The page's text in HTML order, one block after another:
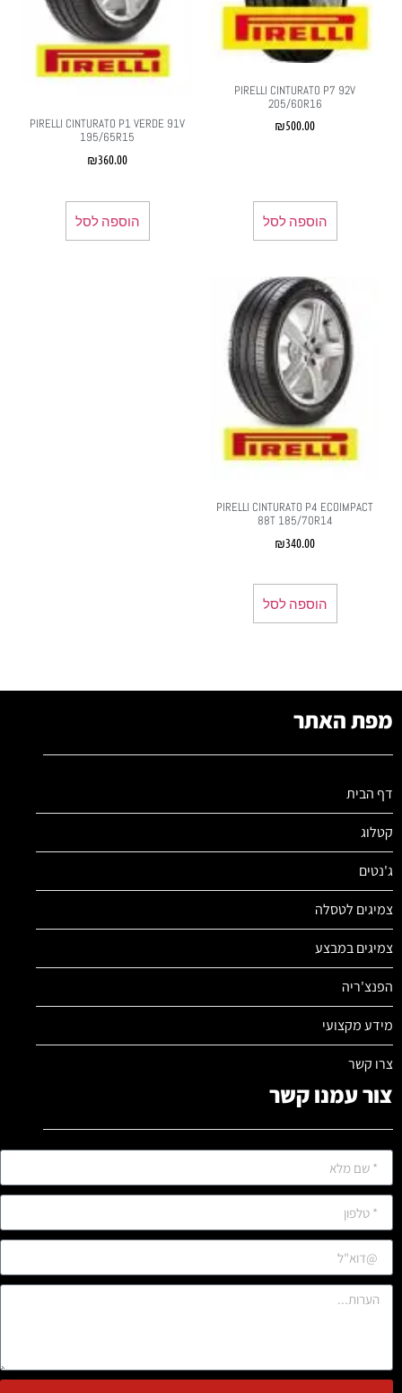
PIRELLI CINTURATO P7 92V
205/60R16
₪500.00
הוספה לסל
PIRELLI CINTURATO P1 VERDE 91V
195/65R15
₪360.00
הוספה לסל
PIRELLI CINTURATO P4 ECOIMPACT
88T 185/70R14
₪340.00
הוספה לסל
מפת האתר
דף הבית
קטלוג
ג'נטים
צמיגים לטסלה
צמיגים במבצע
הפנצ'ריה
מידע מקצועי
צרו קשר
צור עמנו קשר